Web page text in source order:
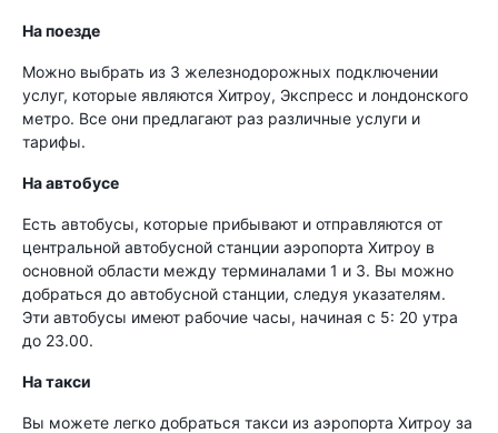
На поезде
Можно выбрать из 3 железнодорожных подключении
услуг, которые являются Хитроу, Экспресс и лондонского
метро. Все они предлагают раз различные услуги и
тарифы.
На автобусе
Есть автобусы, которые прибывают и отправляются от
центральной автобусной станции аэропорта Хитроу в
основной области между терминалами 1 и 3. Вы можно
добраться до автобусной станции, следуя указателям.
Эти автобусы имеют рабочие часы, начиная с 5: 20 утра
до 23.00.
На такси
Вы можете легко добраться такси из аэропорта Хитроу за